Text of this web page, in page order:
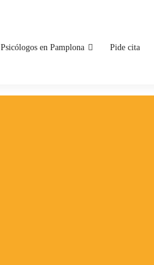
Psicólogos en Pamplona Pide cita